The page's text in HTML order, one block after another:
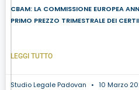
CBAM: LA COMMISSIONE EUROPEA
PRIMO PREZZO TRIMESTRALE DEI
LEGGI TUTTO
Studio Legale Padovan 10 Marzo